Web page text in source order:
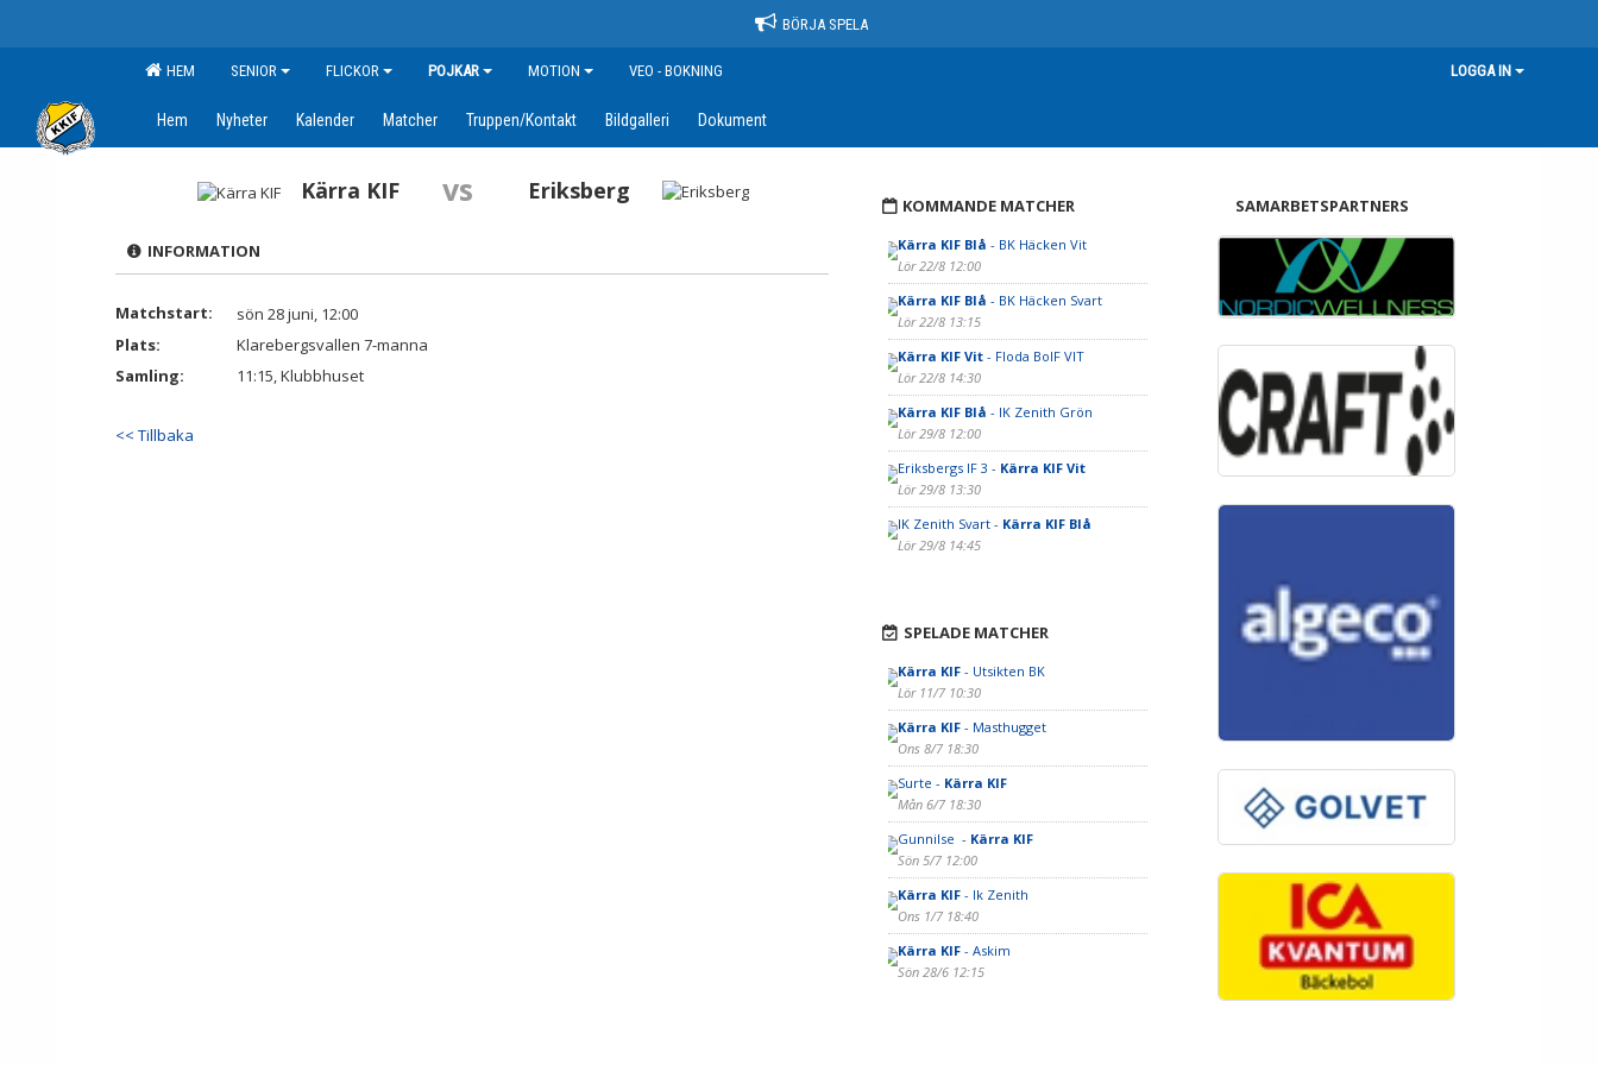
BÖRJA SPELA
HEM SENIOR FLICKOR POJKAR MOTION VEO - BOKNING LOGGA IN
Hem Nyheter Kalender Matcher Truppen/Kontakt Bildgalleri Dokument
Kärra KIF vs Eriksberg
INFORMATION
Matchstart:
sön 28 juni, 12:00
Plats:
Klarebergsvallen 7-manna
Samling:
11:15, Klubbhuset
<< Tillbaka
KOMMANDE MATCHER
Kärra KIF Blå - BK Häcken Vit
Lör 22/8 12:00
Kärra KIF Blå - BK Häcken Svart
Lör 22/8 13:15
Kärra KIF Vit- Floda BoIF VIT
Lör 22/8 14:30
Kärra KIF Blå - IK Zenith Grön
Lör 29/8 12:00
Eriksbergs IF 3 - Kärra KIF Vit
Lör 29/8 13:30
IK Zenith Svart - Kärra KIF Blå
Lör 29/8 14:45
SPELADE MATCHER
Kärra KIF- Utsikten BK
Lör 11/7 10:30
Kärra KIF- Masthugget
Ons 8/7 18:30
Surte - Kärra KIF
Mån 6/7 18:30
Gunnilse - Kärra KIF
Sön 5/7 12:00
Kärra KIF- Ik Zenith
Ons 1/7 18:40
Kärra KIF- Askim
Sön 28/6 12:15
SAMARBETSPARTNERS